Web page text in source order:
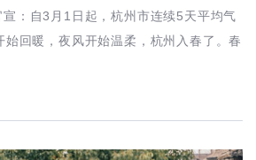
：自3月1日起，杭州市连续5天平均气
回暖，夜风开始温柔，杭州入春了。春